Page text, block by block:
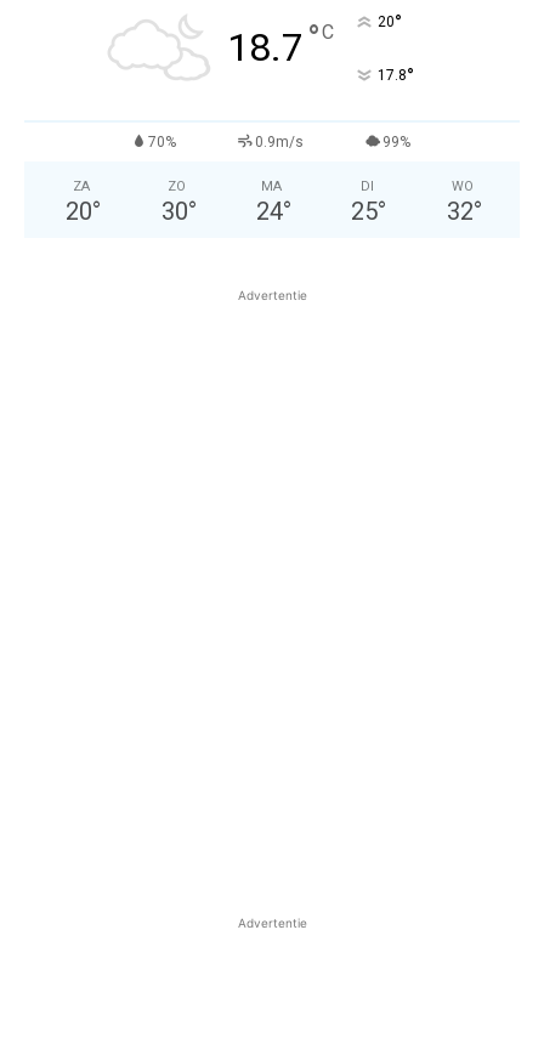
18.7 °C 20°
17.8°
70% 0.9m/s 99%
ZA
20°
ZO
30°
MA
24°
DI
25°
WO
32°
Advertentie
Advertentie